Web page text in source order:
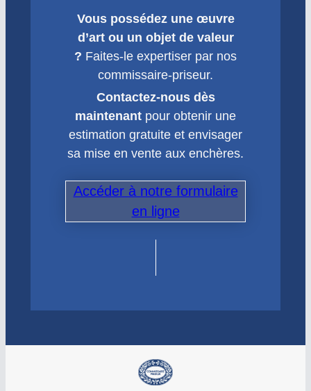
Vous possédez une œuvre
d’art ou un objet de valeur
? Faites-le expertiser par nos
commissaire-priseur.
Contactez-nous dès
maintenant pour obtenir une
estimation gratuite et envisager
sa mise en vente aux enchères.
Accéder à notre formulaire
en ligne